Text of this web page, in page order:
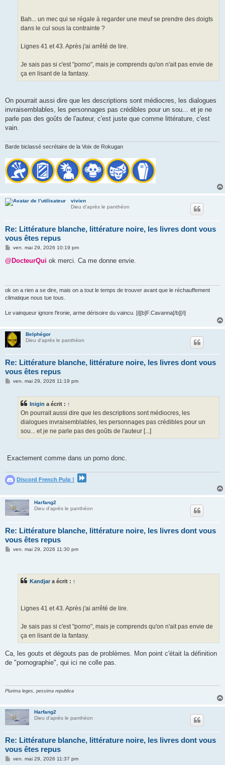
Bah... un mec qui se régale à regarder une meuf se prendre des doigts
dans le cul sous la contrainte ?
Lignes 41 et 43. Après j'ai arrêté de lire.
Je sais pas si c'est "porno", mais je comprends qu'on n'ait pas envie de
ça en lisant de la fantasy.
On pourrait aussi dire que les descriptions sont médiocres, les dialogues
invraisemblables, les personnages pas crédibles pour un sou... et je ne
parle pas des goûts de l'auteur, c'est juste que comme littérature, c'est
vain.
Barde biclassé secrétaire de la Voix de Rokugan
vivien
Dieu d'après le panthéon
Re: Littérature blanche, littérature noire, les livres dont vous
vous êtes repus
M
s
ven. mai 29, 2026 10:19 pm
@DocteurQui ok merci. Ca me donne envie.
ok on a rien a se dire, mais on a tout le temps de trouver avant que le réchauffement
climatique nous tue tous.
Le vainqueur ignore l'ironie, arme dérisoire du vaincu. [i][b]F.Cavanna[/b][/i]
Belphégor
Dieu d'après le panthéon
Re: Littérature blanche, littérature noire, les livres dont vous
vous êtes repus
Mven. mai 29, 2026 11:19 pm
Inigin a écrit : ↑
On pourrait aussi dire que les descriptions sont médiocres, les
dialogues invraisemblables, les personnages pas crédibles pour un
sou... et je ne parle pas des goûts de l'auteur [...]
Exactement comme dans un porno donc.
Discord French Pulp !
Harfang2
Dieu d'après le panthéon
Re: Littérature blanche, littérature noire, les livres dont vous
vous êtes repus
Mven. mai 29, 2026 11:30 pm
Kandjar a écrit : ↑
Lignes 41 et 43. Après j'ai arrêté de lire.
Je sais pas si c'est "porno", mais je comprends qu'on n'ait pas envie de
ça en lisant de la fantasy.
Ca, les gouts et dégouts pas de problèmes. Mon point c'était la définition
de "pornographie", qui ici ne colle pas.
Plurima leges, pessima republica
Harfang2
Dieu d'après le panthéon
Re: Littérature blanche, littérature noire, les livres dont vous
vous êtes repus
Mven. mai 29, 2026 11:37 pm